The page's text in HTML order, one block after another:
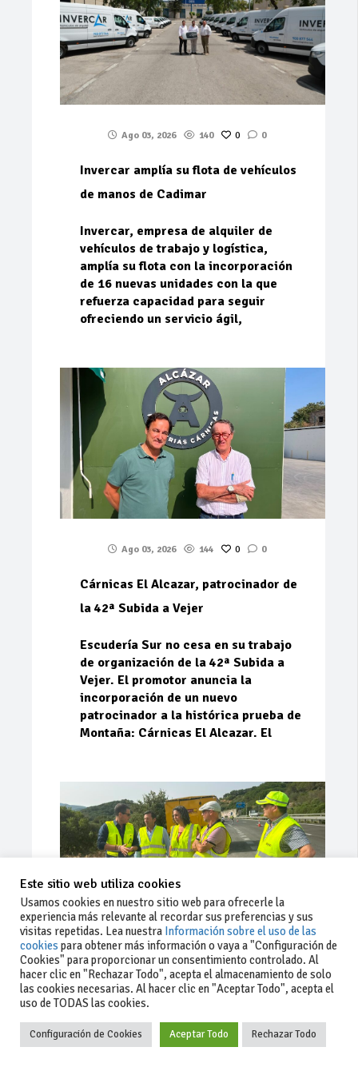
Ago 03, 2026 140 0 0
Invercar amplía su flota de vehículos
de manos de Cadimar
Invercar, empresa de alquiler de
vehículos de trabajo y logística,
amplía su flota con la incorporación
de 16 nuevas unidades con la que
refuerza capacidad para seguir
ofreciendo un servicio ágil,
Ago 03, 2026 144 0 0
Cárnicas El Alcazar, patrocinador de
la 42ª Subida a Vejer
Escudería Sur no cesa en su trabajo
de organización de la 42ª Subida a
Vejer. El promotor anuncia la
incorporación de un nuevo
patrocinador a la histórica prueba de
Montaña: Cárnicas El Alcazar. El
Ago 03, 2026 76 0 0
La Junta implementa mejoras en la
A381 por Los Barrios
Este sitio web utiliza cookies
Usamos cookies en nuestro sitio web para ofrecerle la
experiencia más relevante al recordar sus preferencias y sus
visitas repetidas. Lea nuestra Información sobre el uso de las
cookies para obtener más información o vaya a "Configuración de
Cookies" para proporcionar un consentimiento controlado. Al
hacer clic en "Rechazar Todo", acepta el almacenamiento de solo
las cookies necesarias. Al hacer clic en "Aceptar Todo", acepta el
uso de TODAS las cookies.
Configuración de Cookies Aceptar Todo Rechazar Todo